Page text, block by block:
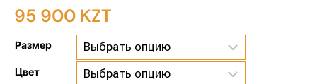
95 900 KZT
Размер
Цвет